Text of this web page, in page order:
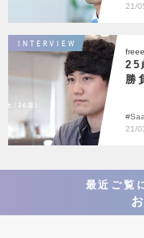
21/
INTERVIEW
25
勝
21/
最近ご覧